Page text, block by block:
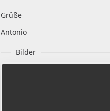
Grüße
Antonio
Bilder